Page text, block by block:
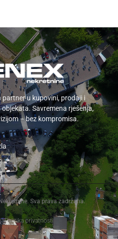
u kupovini, prodaji i
Savremena rješenja,
– bez kompromisa.
Sva prava zadržana.
Politika privatnosti